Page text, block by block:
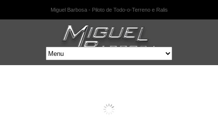
Miguel Barbosa - Piloto de Todo-o-Terreno e Ralis